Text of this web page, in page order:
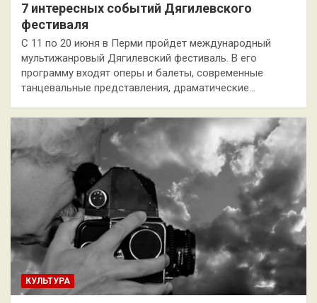
7 интересных событий Дягилевского
фестиваля
С 11 по 20 июня в Перми пройдет международный
мультижанровый Дягилевский фестиваль. В его
программу входят оперы и балеты, современные
танцевальные представления, драматические…
КУЛЬТУРА